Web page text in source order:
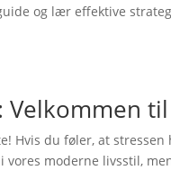
og lær effektive
Hvis du føler, at
vores moderne livsstil,